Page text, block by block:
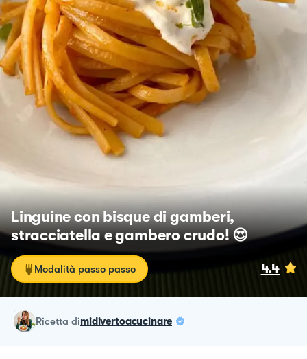
Linguine con bisque di gamberi,
stracciatella e gambero crudo! 😍
Modalità passo passo 4.4
ricetta dimidivertoacucinare